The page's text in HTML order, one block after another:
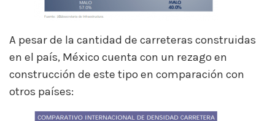
A pesar de la cantidad de carreteras construidas
en el país, México cuenta con un rezago en
construcción de este tipo en comparación con
otros países: